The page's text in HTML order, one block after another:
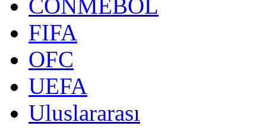
CONMEBOL
FIFA
OFC
UEFA
Uluslararası